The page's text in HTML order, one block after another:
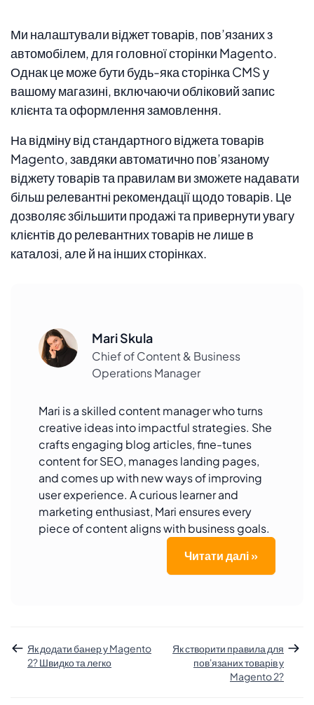
Ми налаштували віджет товарів, пов’язаних з
автомобілем, для головної сторінки Magento.
Однак це може бути будь-яка сторінка CMS у
вашому магазині, включаючи обліковий запис
клієнта та оформлення замовлення.
На відміну від стандартного віджета товарів
Magento, завдяки автоматично пов’язаному
віджету товарів та правилам ви зможете надавати
більш релевантні рекомендації щодо товарів. Це
дозволяє збільшити продажі та привернути увагу
клієнтів до релевантних товарів не лише в
каталозі, але й на інших сторінках.
Mari Skula
Chief of Content & Business
Operations Manager
Mari is a skilled content manager who turns
creative ideas into impactful strategies. She
crafts engaging blog articles, fine-tunes
content for SEO, manages landing pages,
and comes up with new ways of improving
user experience. A curious learner and
marketing enthusiast, Mari ensures every
piece of content aligns with business goals.
Читати далі »
Як додати банер у Magento
2? Швидко та легко
Як створити правила для
пов'язаних товарів у
Magento 2?